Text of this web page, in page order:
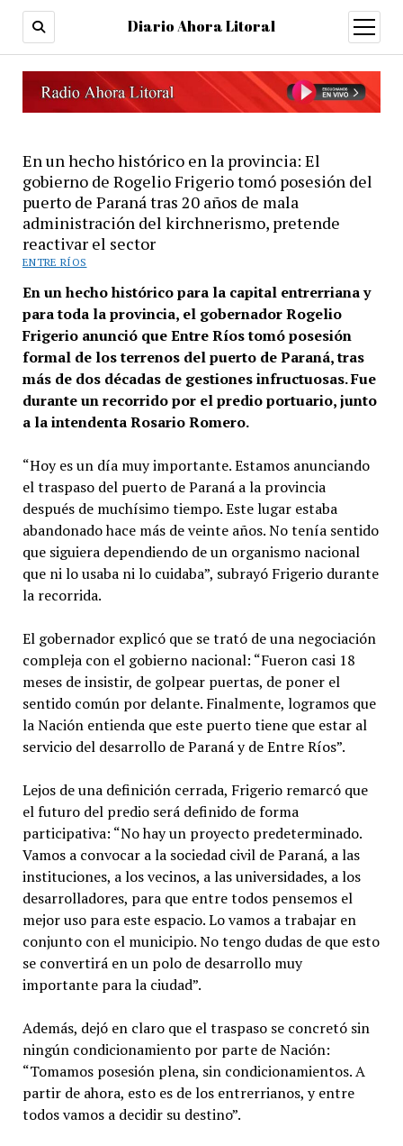
Diario Ahora Litoral
open
menu
En un hecho histórico en la provincia: El
gobierno de Rogelio Frigerio tomó posesión del
puerto de Paraná tras 20 años de mala
administración del kirchnerismo, pretende
reactivar el sector
ENTRE RÍOS
En un hecho histórico para la capital entrerriana y
para toda la provincia, el gobernador Rogelio
Frigerio anunció que Entre Ríos tomó posesión
formal de los terrenos del puerto de Paraná, tras
más de dos décadas de gestiones infructuosas. Fue
durante un recorrido por el predio portuario, junto
a la intendenta Rosario Romero.
“Hoy es un día muy importante. Estamos anunciando
el traspaso del puerto de Paraná a la provincia
después de muchísimo tiempo. Este lugar estaba
abandonado hace más de veinte años. No tenía sentido
que siguiera dependiendo de un organismo nacional
que ni lo usaba ni lo cuidaba”, subrayó Frigerio durante
la recorrida.
El gobernador explicó que se trató de una negociación
compleja con el gobierno nacional: “Fueron casi 18
meses de insistir, de golpear puertas, de poner el
sentido común por delante. Finalmente, logramos que
la Nación entienda que este puerto tiene que estar al
servicio del desarrollo de Paraná y de Entre Ríos”.
Lejos de una definición cerrada, Frigerio remarcó que
el futuro del predio será definido de forma
participativa: “No hay un proyecto predeterminado.
Vamos a convocar a la sociedad civil de Paraná, a las
instituciones, a los vecinos, a las universidades, a los
desarrolladores, para que entre todos pensemos el
mejor uso para este espacio. Lo vamos a trabajar en
conjunto con el municipio. No tengo dudas de que esto
se convertirá en un polo de desarrollo muy
importante para la ciudad”.
Además, dejó en claro que el traspaso se concretó sin
ningún condicionamiento por parte de Nación:
“Tomamos posesión plena, sin condicionamientos. A
partir de ahora, esto es de los entrerrianos, y entre
todos vamos a decidir su destino”.